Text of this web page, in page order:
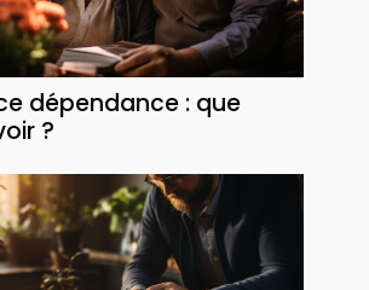
dépendance : que
?